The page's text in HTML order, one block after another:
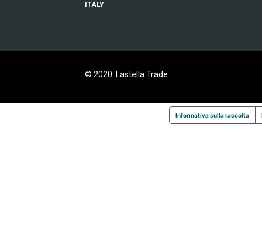
ITALY
© 2020. Lastella Trade
Informativa sulla raccolta